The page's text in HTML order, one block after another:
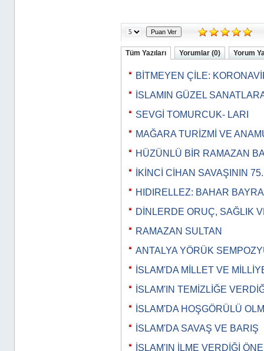
Tüm Yazıları Yorumlar (0) Yorum
BİTMEYEN ÇİLE:
İSLAMIN GÜZEL
SEVGİ TOMURCUK- LARI
MAĞARA TURİZMİ VE
HÜZÜNLÜ BİR RAMAZAN
İKİNCİ CİHAN SAVAŞININ
HIDIRELLEZ: BAHAR
DİNLERDE ORUÇ, SAĞLIK
RAMAZAN SULTAN
ANTALYA YÖRÜK
İSLAM'DA MİLLET VE
İSLAM'IN TEMİZLİĞE
İSLAM'DA HOŞGÖRÜLÜ
İSLAM'DA SAVAŞ VE BARIŞ
İSLAM'IN İLME VERDİĞİ